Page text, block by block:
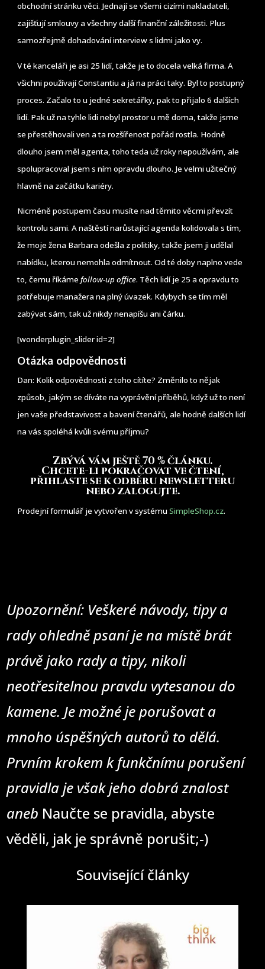
obchodní stránku věci. Jednají se všemi cizími nakladateli,
zajišťují smlouvy a všechny další finanční záležitosti. Plus
samozřejmě dohadování interview s lidmi jako vy.
V té kanceláři je asi 25 lidí, takže je to docela velká firma. A
všichni používají Constantiu a já na práci taky. Byl to postupný
proces. Začalo to u jedné sekretářky, pak to přijalo 6 dalších
lidí. Pak už na tyhle lidi nebyl prostor u mě doma, takže jsme
se přestěhovali ven a ta rozšířenost pořád rostla. Hodně
dlouho jsem měl agenta, toho teda už roky nepoužívám, ale
spolupracoval jsem s ním opravdu dlouho. Je velmi užitečný
hlavně na začátku kariéry.
Nicméně postupem času musíte nad těmito věcmi převzít
kontrolu sami. A naštěstí narůstající agenda kolidovala s tím,
že moje žena Barbara odešla z politiky, takže jsem ji udělal
nabídku, kterou nemohla odmítnout. Od té doby naplno vede
to, čemu říkámefollow-up office. Těch lidí je 25 a opravdu to
potřebuje manažera na plný úvazek. Kdybych se tím měl
zabývat sám, tak už nikdy nenapíšu ani čárku.
[wonderplugin_slider id=2]
Otázka odpovědnosti
Dan: Kolik odpovědnosti z toho cítíte? Změnilo to nějak
způsob, jakým se díváte na vyprávění příběhů, když už to není
jen vaše představivost a bavení čtenářů, ale hodně dalších lidí
na vás spoléhá kvůli svému příjmu?
Zbývá vám ještě 70 % článku.
Chcete-li pokračovat ve čtení,
přihlaste se k odběru newsletteru
nebo zalogujte.
Prodejní formulář je vytvořen v systémuSimpleShop.cz.
Upozornění: Veškeré návody, tipy a
rady ohledně psaní je na místě brát
právě jako rady a tipy, nikoli
neotřesitelnou pravdu vytesanou do
kamene. Je možné je porušovat a
mnoho úspěšných autorů to dělá.
Prvním krokem k funkčnímu porušení
pravidla je však jeho dobrá znalost
aneb Naučte se pravidla, abyste
věděli, jak je správně porušit;-)
Související články